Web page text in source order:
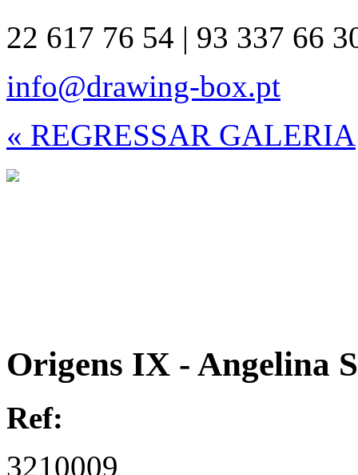
22 617 76 54 | 93 337 66
info@drawing-box.pt
« REGRESSAR GALERIA
Origens IX - Angelina
Ref:
3210009